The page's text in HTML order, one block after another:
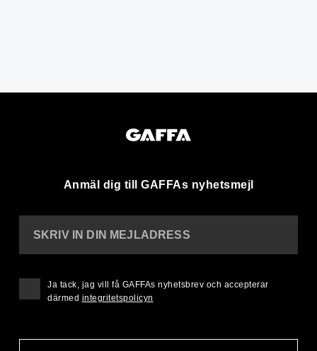
Anmäl dig till GAFFAs nyhetsmejl
SKRIV IN DIN MEJLADRESS
Ja tack, jag vill få GAFFAs nyhetsbrev och accepterar
därmed integritetspolicyn